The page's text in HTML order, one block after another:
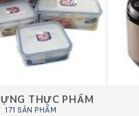
THỰC PHẨM
171 SẢN PHẨM